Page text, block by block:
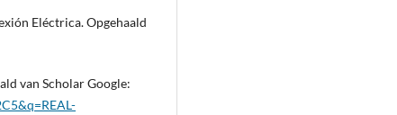
Eléctrica. Opgehaald
van Scholar Google: